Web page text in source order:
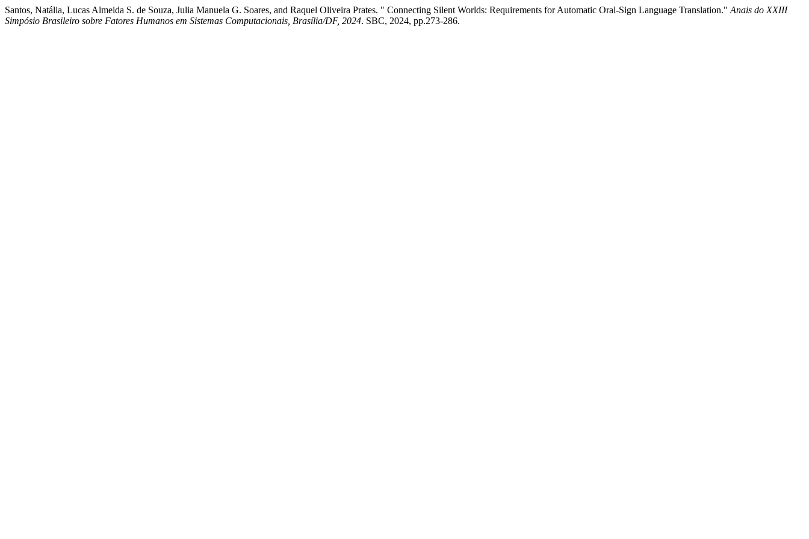
Santos, Natália, Lucas Almeida S. de Souza, Julia Manuela G. Soares, and Raquel Oliveira Prates. " Connecting Silent Worlds: Requirements for Automatic Oral-Sign Language Translation." Anais do XXIII
Simpósio Brasileiro sobre Fatores Humanos em Sistemas Computacionais, Brasília/DF, 2024. SBC, 2024, pp.273-286.